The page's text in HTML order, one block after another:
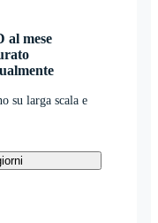
al mese
su larga scala e